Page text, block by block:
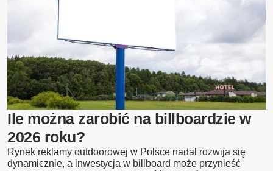
–
Zarabiać
w
2026?
Ile można zarobić na billboardzie w
2026 roku?
Rynek reklamy outdoorowej w Polsce nadal rozwija się
dynamicznie, a inwestycja w billboard może przynieść